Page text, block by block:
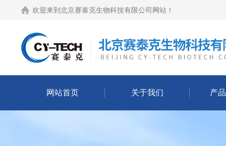
欢迎来到 北京赛泰克生物科技有限公司网站 ！
网站首页 关于我们 产